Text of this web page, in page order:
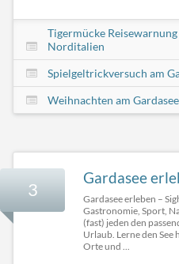
Tigermücke
Norditalien
Spielgeltrickversuch am
Weihnachten am Gardasee
3
Gardasee
Gardasee erleben –
Gastronomie, Sport,
(fast) jeden den
Urlaub. Lerne den See
Orte und ...